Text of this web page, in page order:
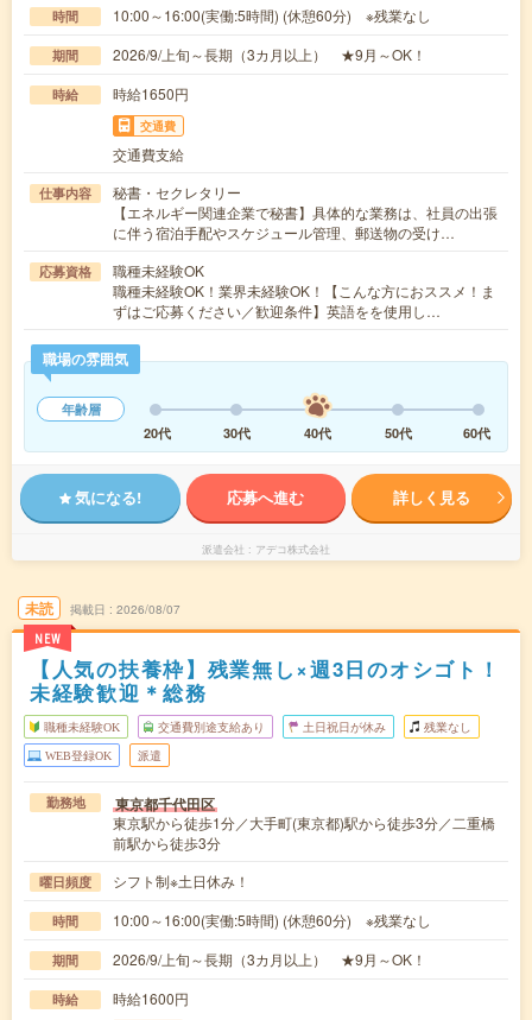
時間 10:00～16:00(実働:5時間) (休憩60分) ※残業なし
期間 2026/9/上旬～長期（3カ月以上） ★9月～OK！
時給 時給1650円
交通費
交通費支給
仕事内容
秘書・セクレタリー
【エネルギー関連企業で秘書】具体的な業務は、社員の出張
に伴う宿泊手配やスケジュール管理、郵送物の受け…
応募資格
職種未経験OK
職種未経験OK！業界未経験OK！【こんな方におススメ！ま
ずはご応募ください／歓迎条件】英語をを使用し…
職場の雰囲気
年齢層
20代
30代 40代 50代 60代
気になる! 応募へ進む 詳しく見る
派遣会社 アデコ株式会社
未読
NEW
掲載日 2026/08/07
【人気の扶養枠】残業無し×週3日のオシゴト！
未経験歓迎＊総務
職種未経験OK 交通費別途支給あり 土日祝日が休み 残業なし
WEB登録OK 派遣
勤務地 東京都千代田区
東京駅から徒歩1分／大手町(東京都)駅から徒歩3分／二重橋
前駅から徒歩3分
曜日頻度 シフト制※土日休み！
時間 10:00～16:00(実働:5時間) (休憩60分) ※残業なし
期間 2026/9/上旬～長期（3カ月以上） ★9月～OK！
時給 時給1600円